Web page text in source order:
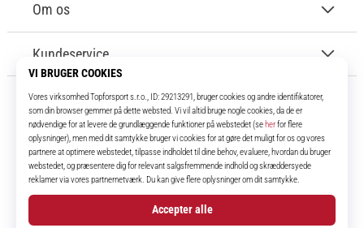
11teamsports.dk
I over 16 år har vi været dine holdkammerater og bringer dig de bedste og
nyeste fodboldprodukter.
Instagram
Om os
Kundeservice